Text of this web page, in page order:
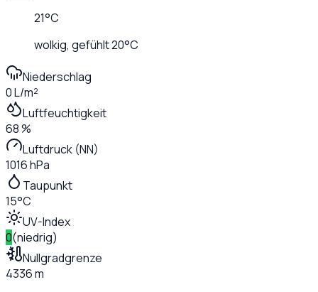
21°C
wolkig, gefühlt20°C
Niederschlag
0 L/m²
Luftfeuchtigkeit
68 %
Luftdruck (NN)
1016 hPa
Taupunkt
15°C
UV-Index
0(niedrig)
Nullgradgrenze
4336 m